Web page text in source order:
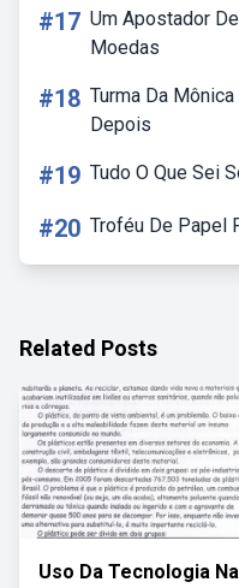
#17 Um Apostador
Moedas
#18 Turma Da
Depois
#19 Tudo O Que Sei
#20 Troféu De Papel
Related Posts
Uso Da Tecnologia Na